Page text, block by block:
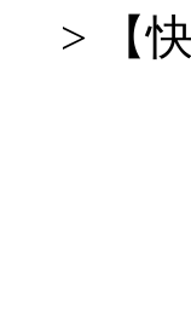
> 【